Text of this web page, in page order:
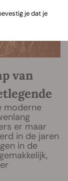
van
moderne
er maar
in de jaren
in de
je dat je